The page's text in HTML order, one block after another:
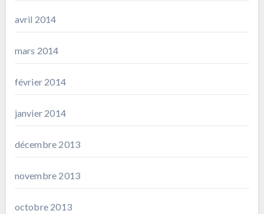
avril 2014
mars 2014
février 2014
janvier 2014
décembre 2013
novembre 2013
octobre 2013